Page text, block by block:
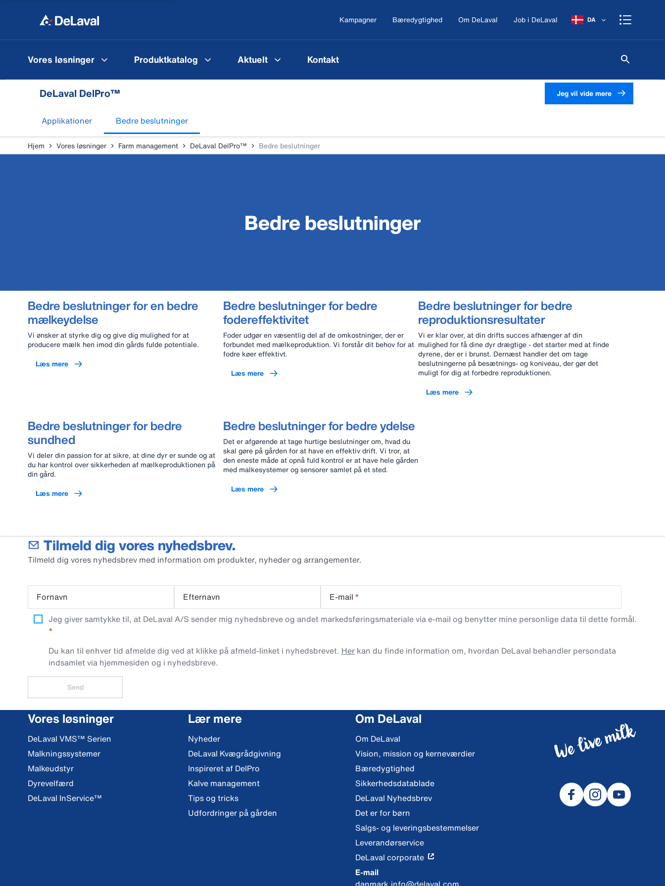
Kampagner Bæredygtighed Om DeLaval Job i DeLaval DA
Vores løsninger Produktkatalog Aktuelt Kontakt
DeLaval DelPro™ Jeg vil vide mere
Applikationer Bedre beslutninger
Hjem Vores løsninger Farm management DeLaval DelPro™ Bedre beslutninger
Bedre beslutninger
Bedre beslutninger for en bedre
mælkeydelse
Vi ønsker at styrke dig og give dig mulighed for at
producere mælk hen imod din gårds fulde potentiale.
Læs mere
Bedre beslutninger for bedre
fodereffektivitet
Foder udgør en væsentlig del af de omkostninger, der er
forbundet med mælkeproduktion. Vi forstår dit behov for at
fodre køer effektivt.
Læs mere
Bedre beslutninger for bedre
reproduktionsresultater
Vi er klar over, at din drifts succes afhænger af din
mulighed for få dine dyr drægtige - det starter med at finde
dyrene, der er i brunst. Dernæst handler det om tage
beslutningerne på besætnings- og koniveau, der gør det
muligt for dig at forbedre reproduktionen.
Læs mere
Bedre beslutninger for bedre
sundhed
Vi deler din passion for at sikre, at dine dyr er sunde og at
du har kontrol over sikkerheden af mælkeproduktionen på
din gård.
Læs mere
Bedre beslutninger for bedre ydelse
Det er afgørende at tage hurtige beslutninger om, hvad du
skal gøre på gården for at have en effektiv drift. Vi tror, at
den eneste måde at opnå fuld kontrol er at have hele gården
med malkesystemer og sensorer samlet på et sted.
Læs mere
Tilmeld dig vores nyhedsbrev.
Tilmeld dig vores nyhedsbrev med information om produkter, nyheder og arrangementer.
Fornavn Efternavn E-mail *
Jeg giver samtykke til, at DeLaval A/S sender mig nyhedsbreve og andet markedsføringsmateriale via e-mail og benytter mine personlige data til dette formål.
Du kan til enhver tid afmelde dig ved at klikke på afmeld-linket i nyhedsbrevet. Her kan du finde information om, hvordan DeLaval behandler persondata
indsamlet via hjemmesiden og i nyhedsbreve.
Send
Vores løsninger
DeLaval VMS™ Serien
Malkningssystemer
Malkeudstyr
Dyrevelfærd
DeLaval InService™
Lær mere
Nyheder
DeLaval Kvægrådgivning
Inspireret af DelPro
Kalve management
Tips og tricks
Udfordringer på gården
Om DeLaval
Om DeLaval
Vision, mission og kerneværdier
Bæredygtighed
Sikkerhedsdatablade
DeLaval Nyhedsbrev
Det er for børn
Salgs- og leveringsbestemmelser
Leverandørservice
DeLaval corporate
E-mail